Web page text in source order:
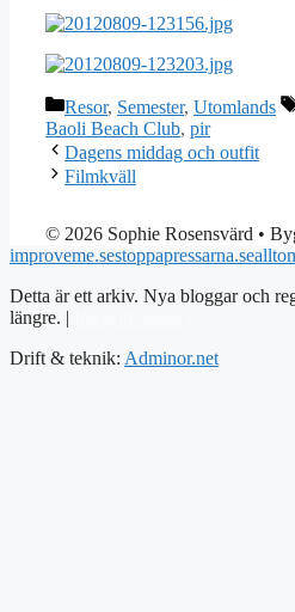
Kategorier
Resor, Semester, Utomlands
Baoli Beach Club, pir
Dagens middag och outfit
Filmkväll
© 2026 Sophie Rosensvärd •
improveme.sestoppapressarna.se
Detta är ett arkiv. Nya bloggar och
längre. |
Drift & teknik: Adminor.net